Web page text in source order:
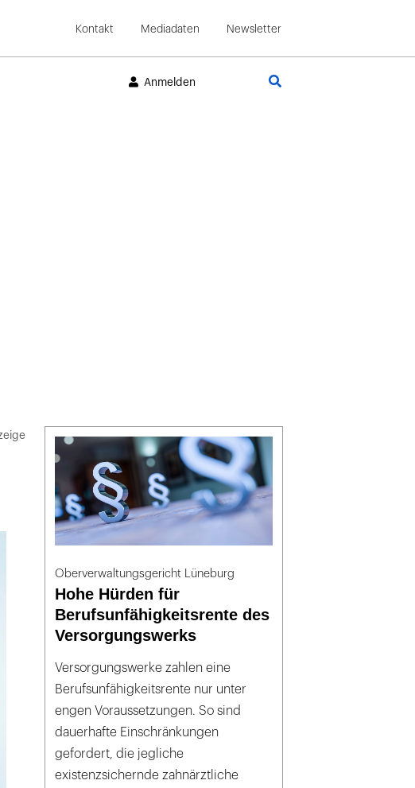
Kontakt Mediadaten Newsletter
Anmelden
Oberverwaltungsgericht Lüneburg
Hohe Hürden für
Berufsunfähigkeitsrente des
Versorgungswerks
Versorgungswerke zahlen eine
Berufsunfähigkeitsrente nur unter
engen Voraussetzungen. So sind
dauerhafte Einschränkungen
gefordert, die jegliche
existenzsichernde zahnärztliche